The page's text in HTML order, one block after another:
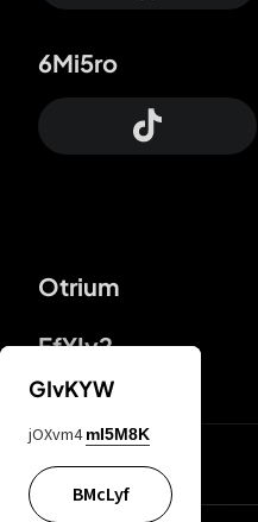
Otrium
FfYIy2
6Mi5ro
ZbBJcb
GIvKYW
jOXvm4 mI5M8K
BMcLyf